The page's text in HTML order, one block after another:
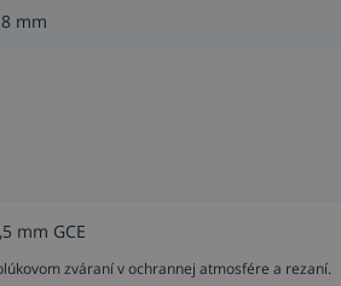
mm
mm GCE
zváraní v ochrannej atmosfére a rezaní.